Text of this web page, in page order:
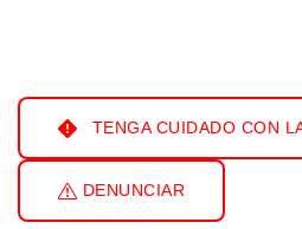
TENGA CUIDADO CON
DENUNCIAR